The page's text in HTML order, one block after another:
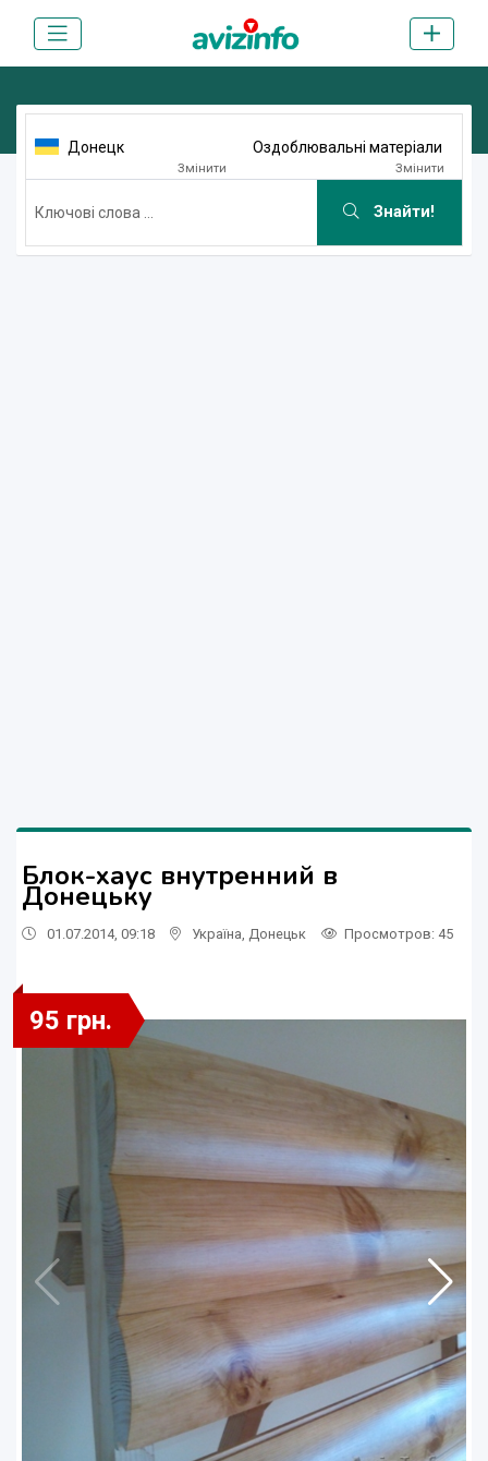
Донецк
Змінити
Оздоблювальні матеріали
Змінити
Знайти!
Блок-хаус внутренний в
Донецьку
01.07.2014, 09:18 Україна Донецьк Просмотров: 45
95 грн.